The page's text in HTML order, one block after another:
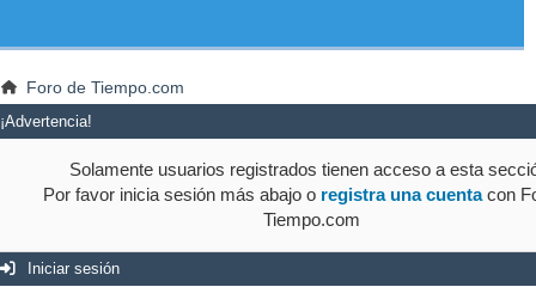
Foro de Tiempo.com
¡Advertencia!
Solamente usuarios registrados tienen acceso a esta
Por favor inicia sesión más abajo o registra una cuentacon
Tiempo.com
Iniciar sesión